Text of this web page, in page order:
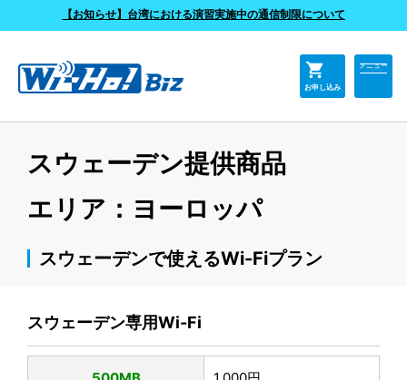
【お知らせ】台湾における演習実施中の通信制限について
shopping_cart
お申し込み
メニュー
よくあるご質問
スウェーデン提供商品
エリア：ヨーロッパ
スウェーデンで使えるWi-Fiプラン
スウェーデン専用Wi-Fi